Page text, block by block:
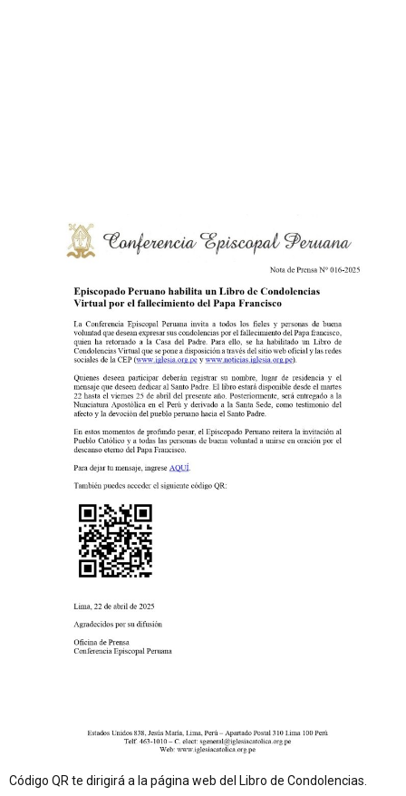
Código QR te dirigirá a la página web del Libro de Condolencias.